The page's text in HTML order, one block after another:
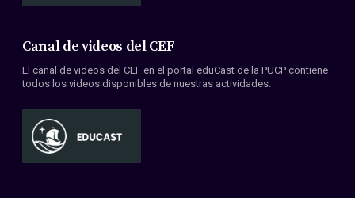
Canal de videos del CEF
El canal de videos del CEF en el portal eduCast de la PUCP contiene
todos los videos disponibles de nuestras actividades.